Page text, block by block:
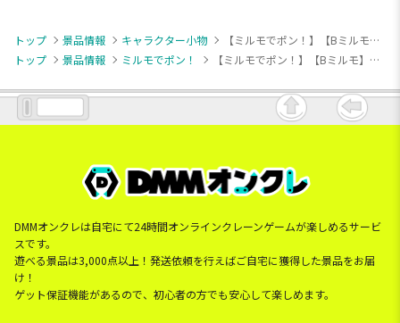
トップ 景品情報 キャラクター小物
【ミルモでポン！】【Bミルモ】ミルモでポン！ マスコットぬいぐるみ～聖歌隊～
トップ
景品情報 ミルモでポン！ 【ミルモでポン！】【Bミルモ】ミルモでポン！ マスコットぬいぐるみ～聖歌隊～
DMMオンクレは自宅にて24時間オンラインクレーンゲームが楽しめるサービ
スです。
遊べる景品は3,000点以上！発送依頼を行えばご自宅に獲得した景品をお届
け！
ゲット保証機能があるので、初心者の方でも安心して楽しめます。